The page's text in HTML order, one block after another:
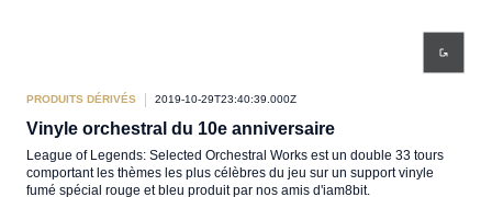
PRODUITS DÉRIVÉS 2019-10-29T23:40:39.000Z
Vinyle orchestral du 10e anniversaire
League of Legends: Selected Orchestral Works est un double 33 tours
comportant les thèmes les plus célèbres du jeu sur un support vinyle
fumé spécial rouge et bleu produit par nos amis d'iam8bit.